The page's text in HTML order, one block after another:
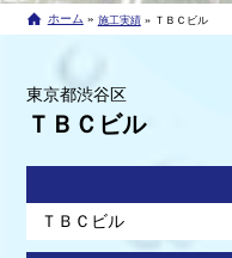
ホーム » 施工実績» ＴＢＣビル
東京都渋谷区
ＴＢＣビル
ＴＢＣビル